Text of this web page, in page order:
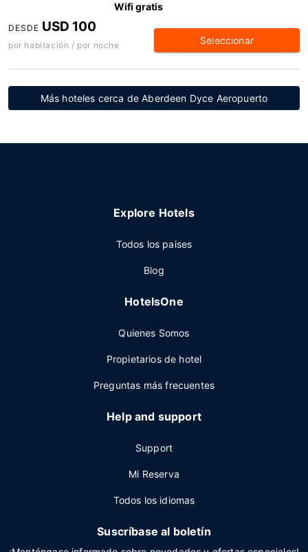
Wifi gratis
DESDE USD 100
por habitación / por noche Seleccionar
Más hoteles cerca de Aberdeen Dyce Aeropuerto
Explore Hotels
Todos los paises
Blog
HotelsOne
Quienes Somos
Propietarios de hotel
Preguntas más frecuentes
Help and support
Support
Mi Reserva
Todos los idiomas
Suscríbase al boletín